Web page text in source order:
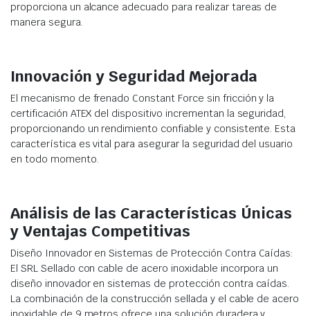
proporciona un alcance adecuado para realizar tareas de
manera segura.
Innovación y Seguridad Mejorada
El mecanismo de frenado Constant Force sin fricción y la
certificación ATEX del dispositivo incrementan la seguridad,
proporcionando un rendimiento confiable y consistente. Esta
característica es vital para asegurar la seguridad del usuario
en todo momento.
Análisis de las Características Únicas
y Ventajas Competitivas
Diseño Innovador en Sistemas de Protección Contra Caídas:
El SRL Sellado con cable de acero inoxidable incorpora un
diseño innovador en sistemas de protección contra caídas.
La combinación de la construcción sellada y el cable de acero